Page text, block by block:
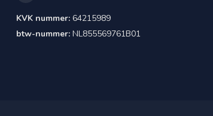
KVK nummer: 64215989
btw-nummer: NL855569761B01